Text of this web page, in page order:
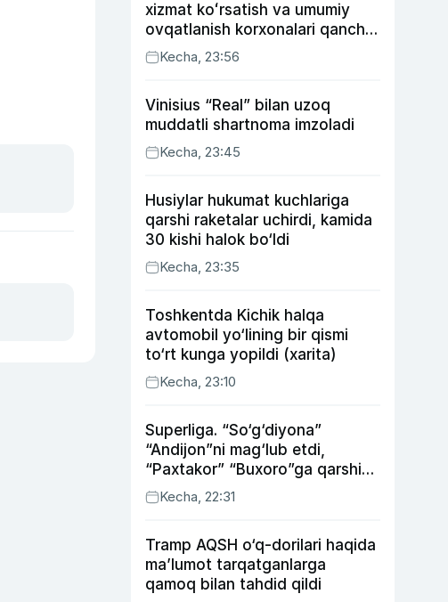
xizmat koʻrsatish va umumiy
ovqatlanish korxonalari qancha
soliq toʻlagani ochiqlandi
Kecha, 23:56
Vinisius “Real” bilan uzoq
muddatli shartnoma imzoladi
Kecha, 23:45
Husiylar hukumat kuchlariga
qarshi raketalar uchirdi, kamida
30 kishi halok bo‘ldi
Kecha, 23:35
Toshkentda Kichik halqa
avtomobil yo‘lining bir qismi
to‘rt kunga yopildi (xarita)
Kecha, 23:10
Superliga. “So‘g‘diyona”
“Andijon”ni mag‘lub etdi,
“Paxtakor” “Buxoro”ga qarshi
bahsda g‘alabani qo‘ldan
chiqardi
Kecha, 22:31
Tramp AQSH o‘q-dorilari haqida
ma’lumot tarqatganlarga
qamoq bilan tahdid qildi